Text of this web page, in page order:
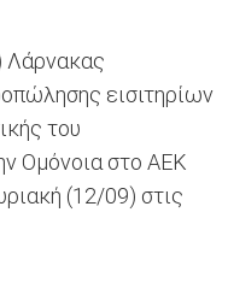
Λάρνακας
εισιτηρίων
του
Ομόνοια στο ΑΕΚ
(12/09) στις